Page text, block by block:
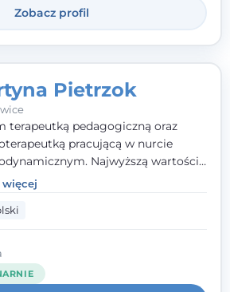
Zobacz profil
Pietrzok
terapeutką pedagogiczną oraz
pracującą w nurcie
Najwyższą wartością
mnie bliska, pełna zrozumienia i
relacja z pacjentem. To
ta oparta na zaufaniu więź staje się
w której można dotrzeć do
trudności i spojrzeć na nie inaczej
więcej